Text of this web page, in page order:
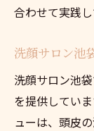
合わせて実践し
洗顔サロン池
洗顔サロン池
を提供してい
ューは、頭皮